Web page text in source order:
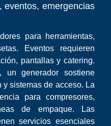
eventos, emergencias
para herramientas,
Eventos requieren
pantallas y catering.
un generador sostiene
sistemas de acceso. La
para compresores,
de empaque. Las
servicios esenciales